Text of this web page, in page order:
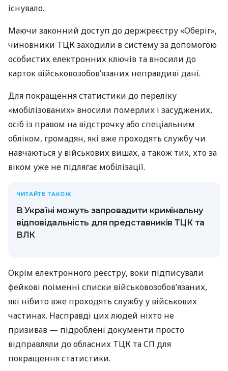
існувало.
Маючи законний доступ до держреєстру «Оберіг»,
чиновники ТЦК заходили в систему за допомогою
особистих електронних ключів та вносили до
карток військовозобов’язаних неправдиві дані.
Для покращення статистики до переліку
«мобілізованих» вносили померлих і засуджених,
осіб із правом на відстрочку або спеціальним
обліком, громадян, які вже проходять службу чи
навчаються у військових вишах, а також тих, хто за
віком уже не підлягає мобілізації.
ЧИТАЙТЕ ТАКОЖ
В Україні можуть запровадити кримінальну
відповідальність для представників ТЦК та
ВЛК
Окрім електронного реєстру, воки підписували
фейкові поіменні списки військовозобов’язаних,
які нібито вже проходять службу у військових
частинах. Насправді цих людей ніхто не
призивав — підроблені документи просто
відправляли до обласних ТЦК та СП для
покращення статистики.